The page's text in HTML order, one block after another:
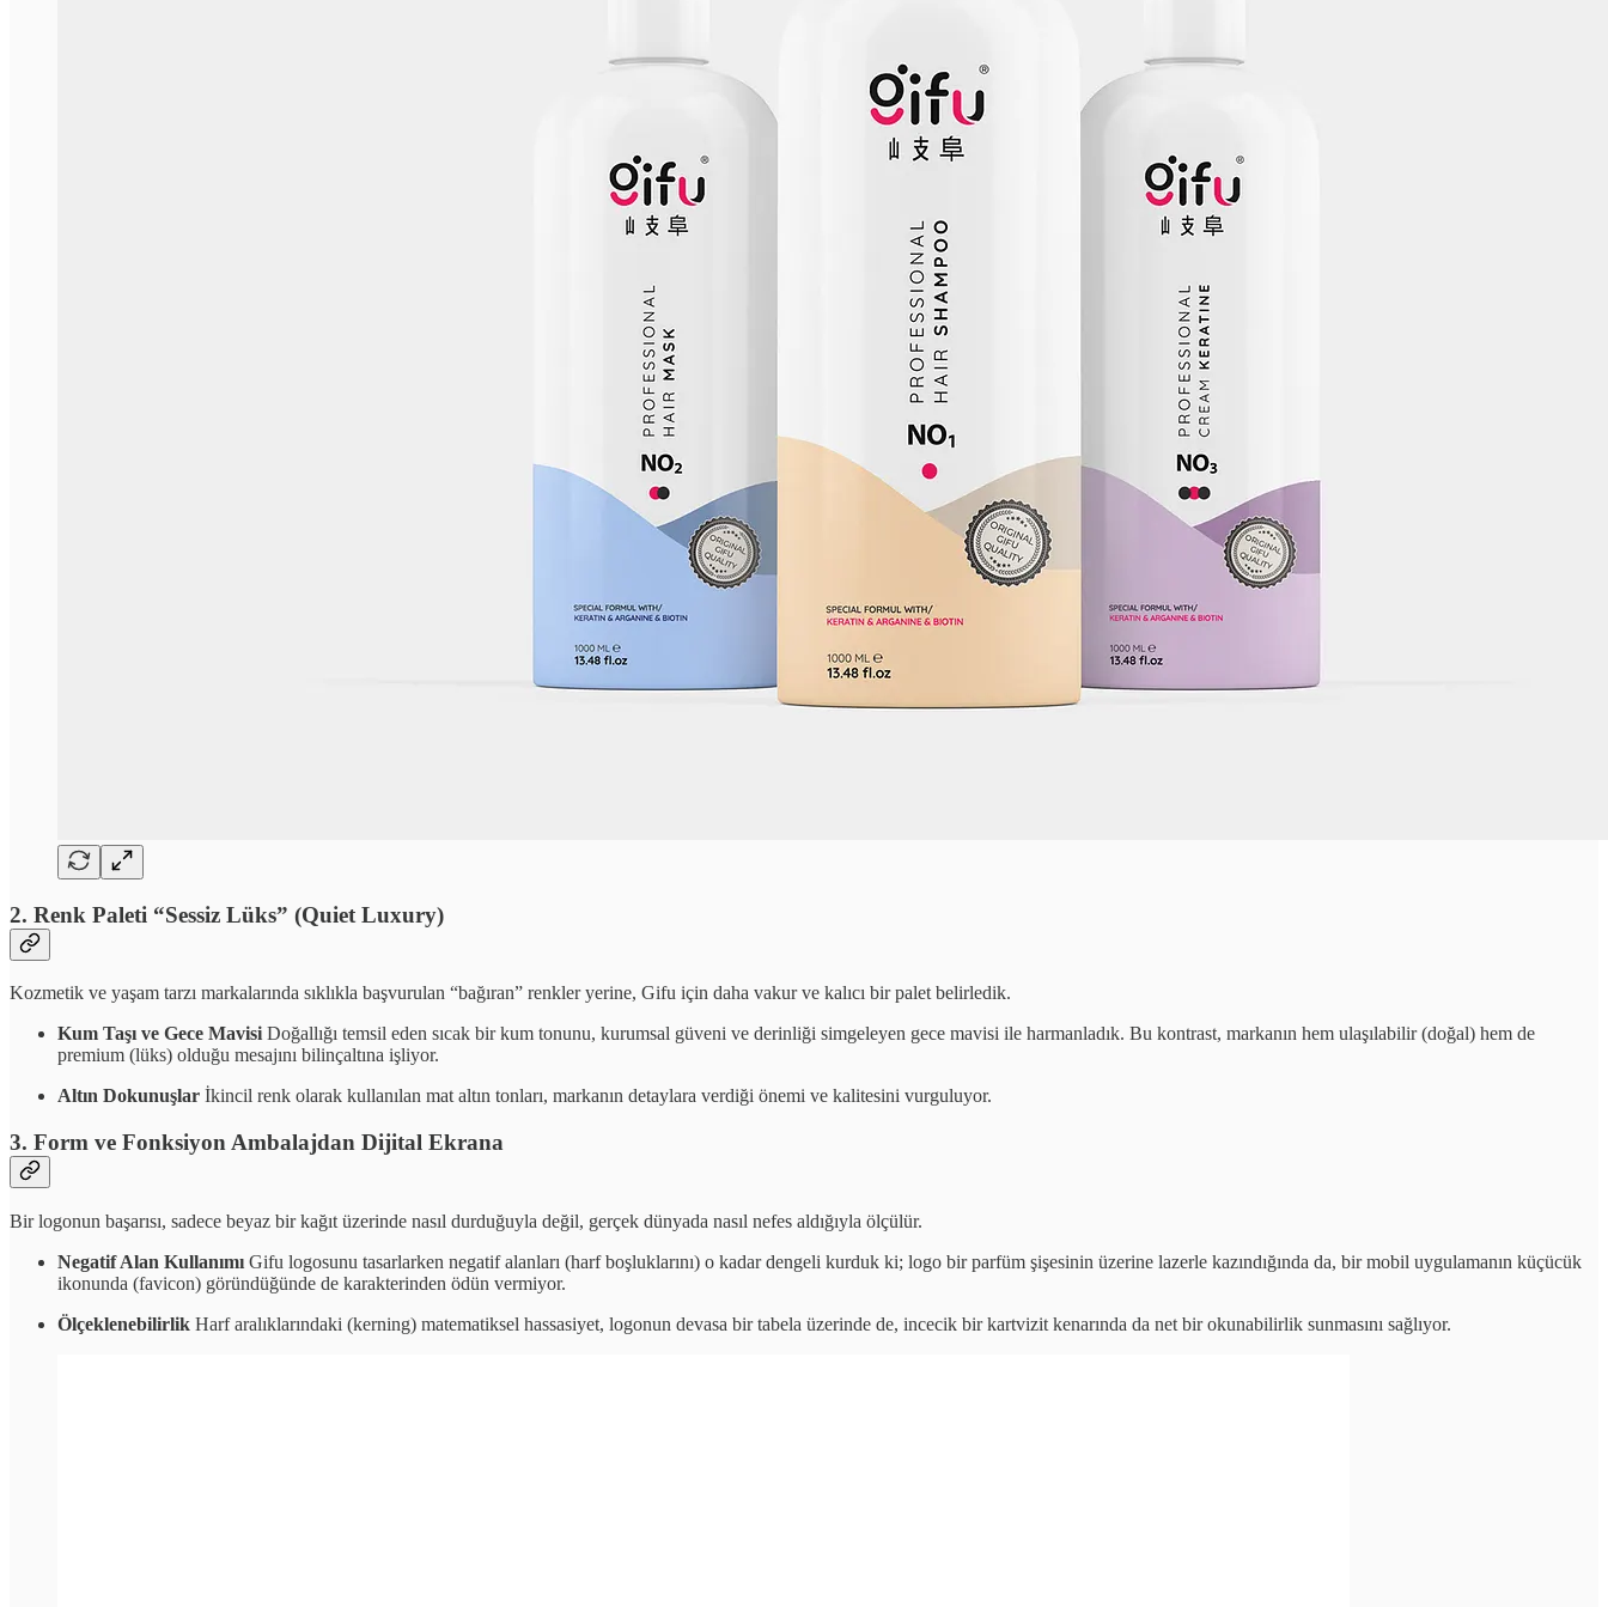
2. Renk Paleti “Sessiz Lüks” (Quiet Luxury)
Kozmetik ve yaşam tarzı markalarında sıklıkla başvurulan “bağıran” renkler yerine, Gifu için daha vakur ve kalıcı bir palet belirledik.
Kum Taşı ve Gece Mavisi Doğallığı temsil eden sıcak bir kum tonunu, kurumsal güveni ve derinliği simgeleyen gece mavisi ile harmanladık. Bu kontrast, markanın hem ulaşılabilir (doğal) hem de
premium (lüks) olduğu mesajını bilinçaltına işliyor.
Altın Dokunuşlar İkincil renk olarak kullanılan mat altın tonları, markanın detaylara verdiği önemi ve kalitesini vurguluyor.
3. Form ve Fonksiyon Ambalajdan Dijital Ekrana
Bir logonun başarısı, sadece beyaz bir kağıt üzerinde nasıl durduğuyla değil, gerçek dünyada nasıl nefes aldığıyla ölçülür.
Negatif Alan Kullanımı Gifu logosunu tasarlarken negatif alanları (harf boşluklarını) o kadar dengeli kurduk ki; logo bir parfüm şişesinin üzerine lazerle kazındığında da, bir mobil uygulamanın küçücük
ikonunda (favicon) göründüğünde de karakterinden ödün vermiyor.
Ölçeklenebilirlik Harf aralıklarındaki (kerning) matematiksel hassasiyet, logonun devasa bir tabela üzerinde de, incecik bir kartvizit kenarında da net bir okunabilirlik sunmasını sağlıyor.